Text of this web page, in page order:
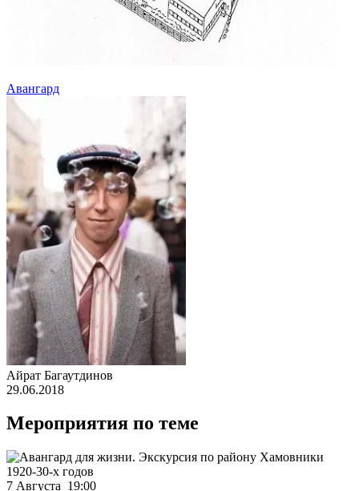
Авангард
Айрат Багаутдинов
29.06.2018
Мероприятия по теме
7 Августа 19:00